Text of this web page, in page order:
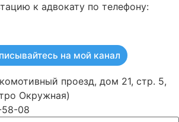
к адвокату по телефону:
на мой канал
проезд, дом 21, стр. 5,
Окружная)
08